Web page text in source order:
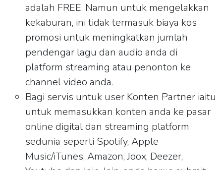
adalah FREE. Namun untuk mengelakkan
kekaburan, ini tidak termasuk biaya kos
promosi untuk meningkatkan jumlah
pendengar lagu dan audio anda di
platform streaming atau penonton ke
channel video anda.
Bagi servis untuk user Konten Partner iaitu
untuk memasukkan konten anda ke pasar
online digital dan streaming platform
sedunia seperti Spotify, Apple
Music/iTunes, Amazon, Joox, Deezer,